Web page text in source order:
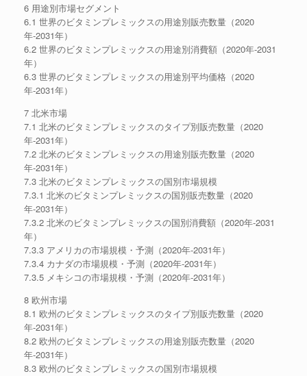
6 用途別市場セグメント
6.1 世界のビタミンプレミックスの用途別販売数量（2020
年-2031年）
6.2 世界のビタミンプレミックスの用途別消費額（2020年-2031
年）
6.3 世界のビタミンプレミックスの用途別平均価格（2020
年-2031年）
7 北米市場
7.1 北米のビタミンプレミックスのタイプ別販売数量（2020
年-2031年）
7.2 北米のビタミンプレミックスの用途別販売数量（2020
年-2031年）
7.3 北米のビタミンプレミックスの国別市場規模
7.3.1 北米のビタミンプレミックスの国別販売数量（2020
年-2031年）
7.3.2 北米のビタミンプレミックスの国別消費額（2020年-2031
年）
7.3.3 アメリカの市場規模・予測（2020年-2031年）
7.3.4 カナダの市場規模・予測（2020年-2031年）
7.3.5 メキシコの市場規模・予測（2020年-2031年）
8 欧州市場
8.1 欧州のビタミンプレミックスのタイプ別販売数量（2020
年-2031年）
8.2 欧州のビタミンプレミックスの用途別販売数量（2020
年-2031年）
8.3 欧州のビタミンプレミックスの国別市場規模